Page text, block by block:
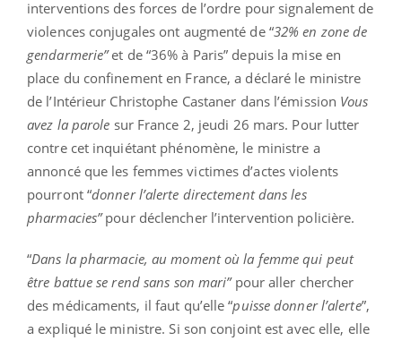
interventions des forces de l’ordre pour signalement de
violences conjugales ont augmenté de “32% en zone de
gendarmerie”et de “36% à Paris” depuis la mise en
place du confinement en France, a déclaré le ministre
de l’Intérieur Christophe Castaner dans l’émission Vous
avez la parole sur France 2, jeudi 26 mars. Pour lutter
contre cet inquiétant phénomène, le ministre a
annoncé que les femmes victimes d’actes violents
pourront “donner l’alerte directement dans les
pharmacies”pour déclencher l’intervention policière.
“Dans la pharmacie, au moment où la femme qui peut
être battue se rend sans son mari”pour aller chercher
des médicaments, il faut qu’elle “puisse donner l’alerte”,
a expliqué le ministre. Si son conjoint est avec elle, elle